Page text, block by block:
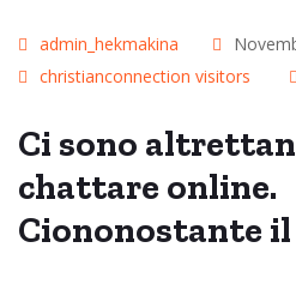
admin_hekmakina
christianconnection visitors
Ci sono
chattare online.
Ciononostante